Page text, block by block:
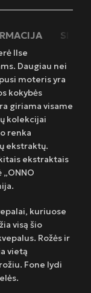
Ilse
Daugiau nei
moteris yra
kokybės
giriama visame
kolekcijai
renka
ekstraktų.
ekstraktais
kuriuose
visą šio
Rožės ir
vietą
Fone lydi